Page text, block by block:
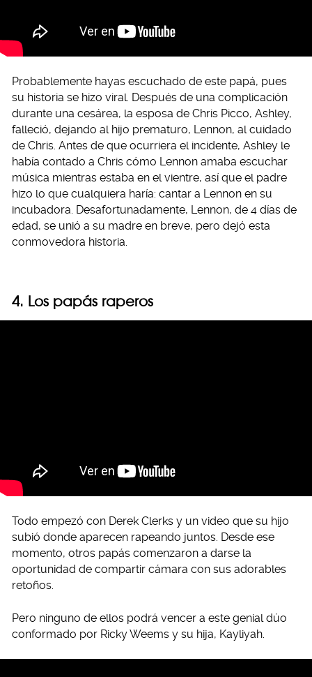
Probablemente hayas escuchado de este papá, pues
su historia se hizo viral. Después de una complicación
durante una cesárea, la esposa de Chris Picco, Ashley,
falleció, dejando al hijo prematuro, Lennon, al cuidado
de Chris. Antes de que ocurriera el incidente, Ashley le
había contado a Chris cómo Lennon amaba escuchar
música mientras estaba en el vientre, así que el padre
hizo lo que cualquiera haría: cantar a Lennon en su
incubadora. Desafortunadamente, Lennon, de 4 días de
edad, se unió a su madre en breve, pero dejó esta
conmovedora historia.
4. Los papás raperos
Todo empezó con Derek Clerks y un video que su hijo
subió donde aparecen rapeando juntos. Desde ese
momento, otros papás comenzaron a darse la
oportunidad de compartir cámara con sus adorables
retoños.
Pero ninguno de ellos podrá vencer a este genial dúo
conformado por Ricky Weems y su hija, Kayliyah.